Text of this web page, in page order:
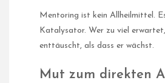
Mentoring ist kein Allheilmittel.
Katalysator. Wer zu viel
enttäuscht, als dass er wächst.
Mut zum direkten